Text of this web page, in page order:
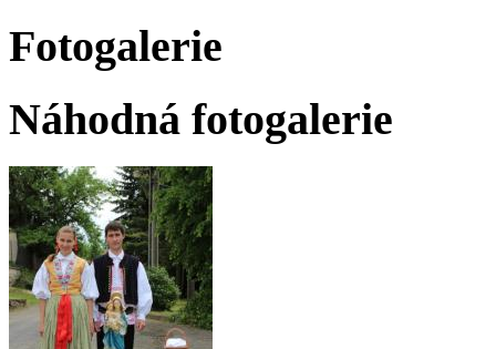
Fotogalerie
Náhodná fotogalerie